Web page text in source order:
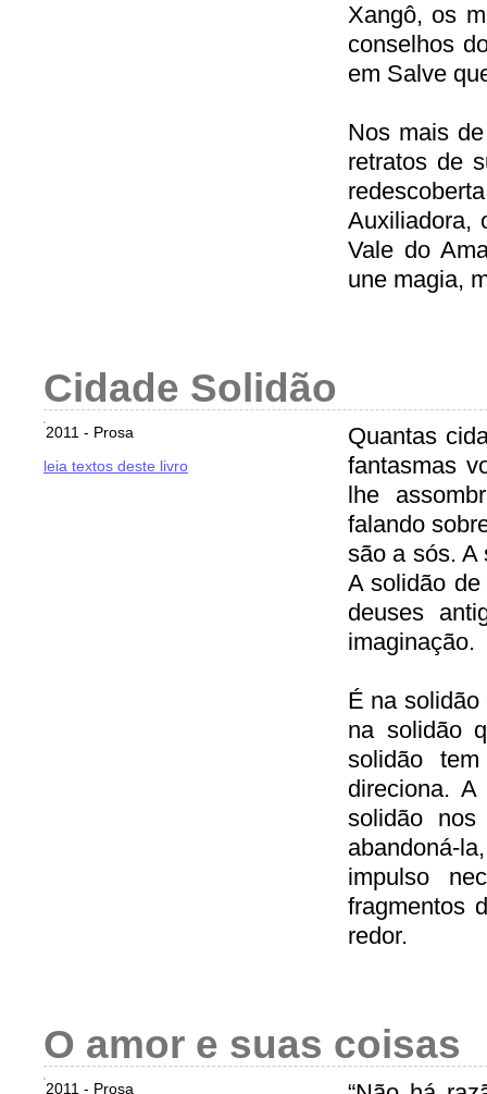
Xangô, os
conselhos
em Salve
Nos mais
retratos de
Auxiliadora,
Vale do
une magia,
Cidade Solidão
2011 - Prosa
leia textos deste livro
Quantas
fantasmas
lhe
falando
são a sós. A
A solidão
deuses
imaginação.
É na solidão
na solidão
solidão
direciona.
solidão
abandoná-
impulso
fragmentos
redor.
O amor e suas coisas
2011 - Prosa